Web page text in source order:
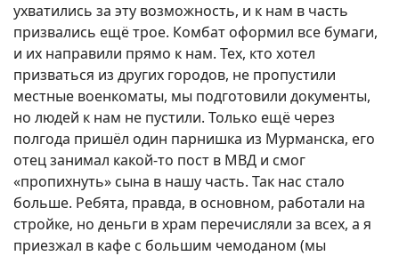
ухватились за эту возможность, и к нам в часть
призвались ещё трое. Комбат оформил все бумаги,
и их направили прямо к нам. Тех, кто хотел
призваться из других городов, не пропустили
местные военкоматы, мы подготовили документы,
но людей к нам не пустили. Только ещё через
полгода пришёл один парнишка из Мурманска, его
отец занимал какой-то пост в МВД и смог
«пропихнуть» сына в нашу часть. Так нас стало
больше. Ребята, правда, в основном, работали на
стройке, но деньги в храм перечисляли за всех, а я
приезжал в кафе с большим чемоданом (мы